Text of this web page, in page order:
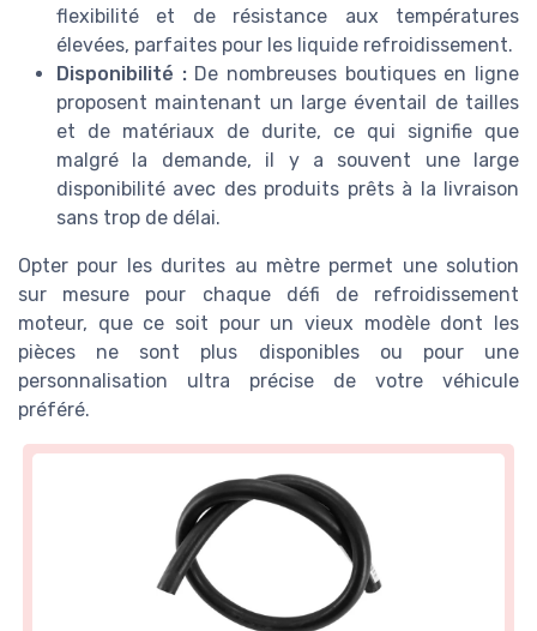
flexibilité et de résistance aux températures
élevées, parfaites pour les liquide refroidissement.
Disponibilité :De nombreuses boutiques en ligne
proposent maintenant un large éventail de tailles
et de matériaux de durite, ce qui signifie que
malgré la demande, il y a souvent une large
disponibilité avec des produits prêts à la livraison
sans trop de délai.
Opter pour les durites au mètre permet une solution
sur mesure pour chaque défi de refroidissement
moteur, que ce soit pour un vieux modèle dont les
pièces ne sont plus disponibles ou pour une
personnalisation ultra précise de votre véhicule
préféré.